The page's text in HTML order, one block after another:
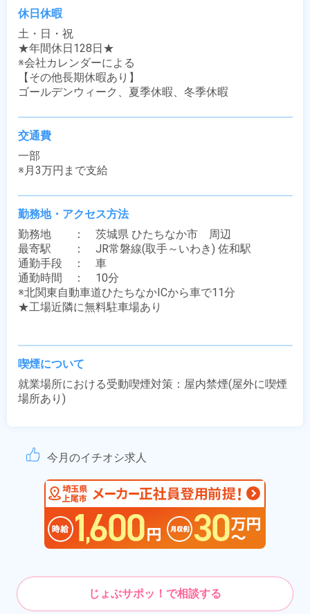
休日休暇
土・日・祝
★年間休日128日★
※会社カレンダーによる
【その他長期休暇あり】
ゴールデンウィーク、夏季休暇、冬季休暇
交通費
一部
※月3万円まで支給
勤務地・アクセス方法
勤務地　　：　茨城県 ひたちなか市　周辺
最寄駅　　：　JR常磐線(取手～いわき) 佐和駅
通勤手段　：　車
通勤時間　：　10分
※北関東自動車道ひたちなかICから車で11分
★工場近隣に無料駐車場あり
喫煙について
就業場所における受動喫煙対策：屋内禁煙(屋外に喫煙
場所あり)
今月のイチオシ求人
じょぶサポッ！で相談する